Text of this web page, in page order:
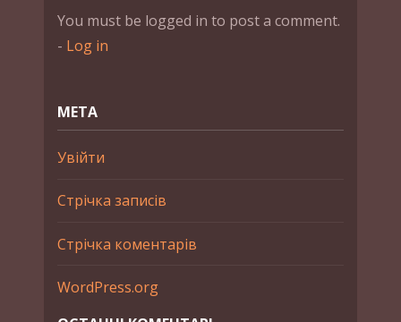
You must be logged in to post a comment.
- Log in
МЕТА
Увійти
Стрічка записів
Стрічка коментарів
WordPress.org